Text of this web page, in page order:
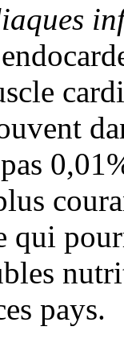
qui
pays.